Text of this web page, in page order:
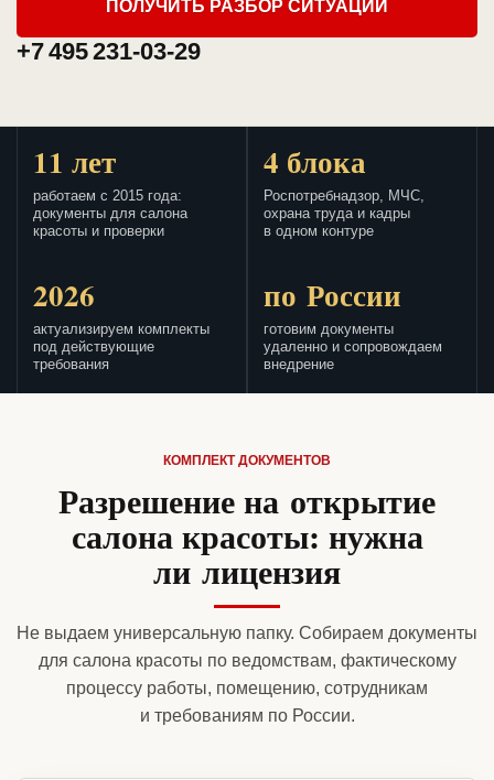
ПОЛУЧИТЬ РАЗБОР СИТУАЦИИ
+7 495 231-03-29
11 лет
работаем с 2015 года:
документы для салона
красоты и проверки
4 блока
Роспотребнадзор, МЧС,
охрана труда и кадры
в одном контуре
2026
актуализируем комплекты
под действующие
требования
по России
готовим документы
удаленно и сопровождаем
внедрение
КОМПЛЕКТ ДОКУМЕНТОВ
Разрешение на открытие
салона красоты: нужна
ли лицензия
Не выдаем универсальную папку. Собираем документы
для салона красоты по ведомствам, фактическому
процессу работы, помещению, сотрудникам
и требованиям по России.